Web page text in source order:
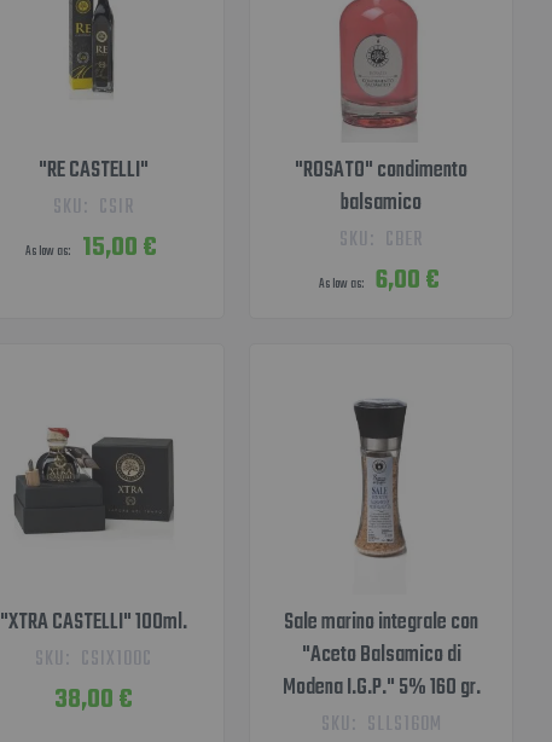
"RE CASTELLI"
SKU: CSIR
As low as 15,00 €
"ROSATO" condimento
balsamico
SKU: CBER
As low as 6,00 €
"XTRA CASTELLI" 100ml.
SKU: CSIX100C
38,00 €
Sale marino integrale con
"Aceto Balsamico di
Modena I.G.P." 5% 160 gr.
SKU: SLLS160M